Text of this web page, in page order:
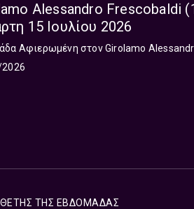
Alessandro Frescobaldi
15 Ιουλίου 2026
Αφιερωμένη στον Girolamo
ΤΗΣ ΕΒΔΟΜΑΔΑΣ